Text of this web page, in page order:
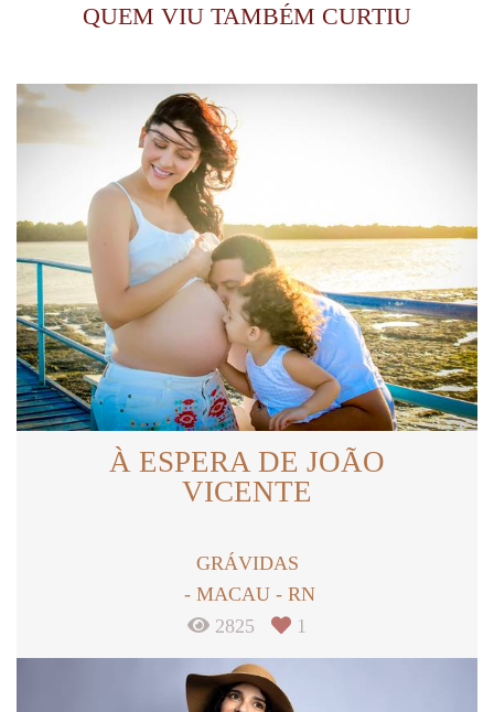
QUEM VIU TAMBÉM CURTIU
À ESPERA DE JOÃO
VICENTE
GRÁVIDAS
MACAU - RN
2825
1